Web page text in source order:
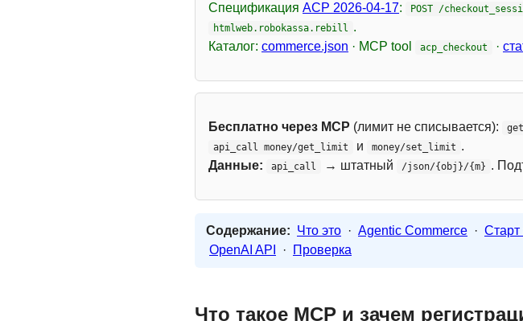
Спецификация ACP 2026-04-17: POST /
htmlweb.robokassa.rebill .
Каталог: commerce.json · MCP tool acp_checkout ·
Бесплатно через MCP (лимит не списывается):
api_call money/get_limit и money/set_limit .
Данные:
api_call → штатный /json/{obj}/{m} .
Содержание: Что это · Agentic Commerce · Старт
OpenAI API
· Проверка
Что такое MCP и зачем